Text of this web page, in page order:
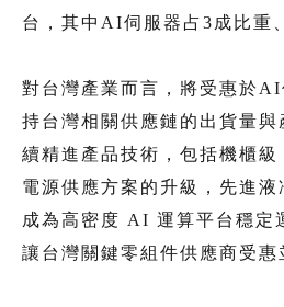
台，其中AI伺服器占3成比重
對台灣產業而言，將受惠於
持台灣相關供應鏈的出貨量
續精進產品技術，包括機櫃
電源供應方案的升級，先進
成為高密度 AI 運算平台穩定
讓台灣關鍵零組件供應商受惠